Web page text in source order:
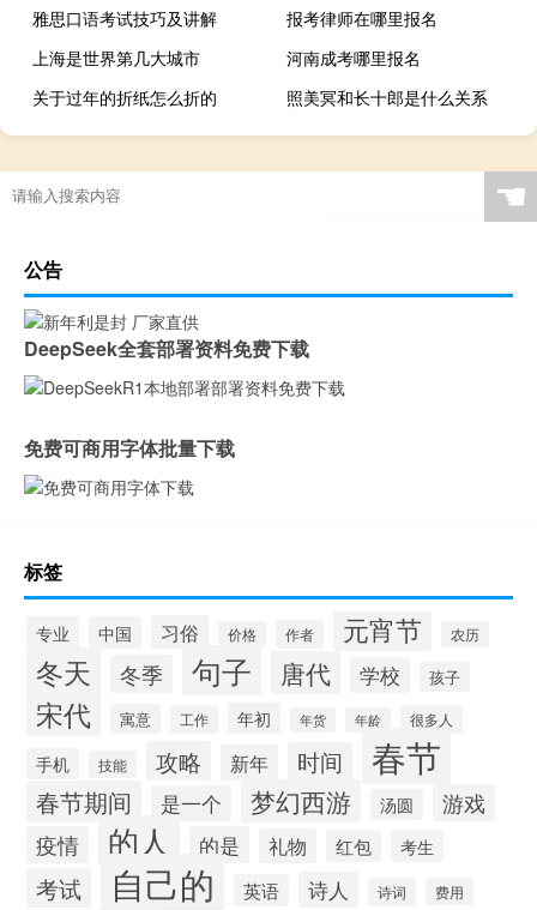
雅思口语考试技巧及讲解
报考律师在哪里报名
上海是世界第几大城市
河南成考哪里报名
关于过年的折纸怎么折的
照美冥和长十郎是什么关系
☚
公告
DeepSeek全套部署资料免费下载
免费可商用字体批量下载
标签
专业 中国 习俗 价格 作者 元宵节 农历
冬天 冬季 句子 唐代 学校 孩子
宋代 寓意 工作 年初 年货 年龄 很多人
手机 技能 攻略 新年 时间 春节
春节期间 是一个 梦幻西游 汤圆
游戏
疫情
的人 的是 礼物 红包 考生
考试 自己的 英语 诗人 诗词 费用